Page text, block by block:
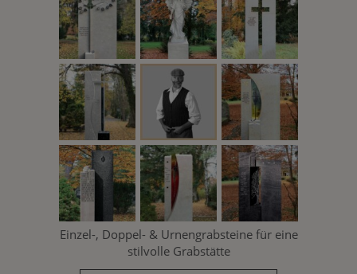
Einzel-, Doppel- & Urnengrabsteine für eine
stilvolle Grabstätte